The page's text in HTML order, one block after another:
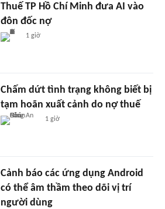
Thuế TP Hồ Chí Minh đưa AI vào
đôn đốc nợ
1 giờ
Chấm dứt tình trạng không biết bị
tạm hoãn xuất cảnh do nợ thuế
1 giờ
Cảnh báo các ứng dụng Android
có thể âm thầm theo dõi vị trí
người dùng